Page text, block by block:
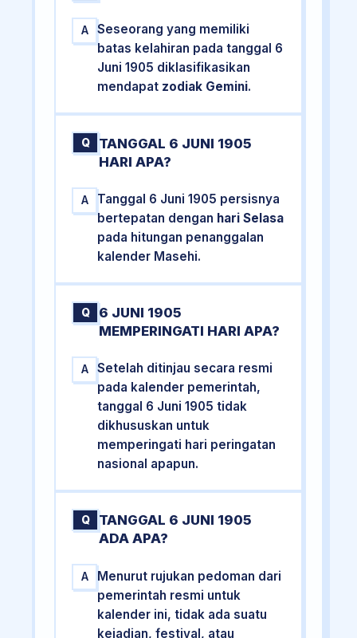
A
Seseorang yang memiliki
batas kelahiran pada tanggal 6
Juni 1905 diklasifikasikan
mendapat zodiak Gemini.
Q
TANGGAL 6 JUNI 1905
HARI APA?
A
Tanggal 6 Juni 1905 persisnya
bertepatan dengan hari Selasa
pada hitungan penanggalan
kalender Masehi.
Q
6 JUNI 1905
MEMPERINGATI HARI APA?
A
Setelah ditinjau secara resmi
pada kalender pemerintah,
tanggal 6 Juni 1905 tidak
dikhususkan untuk
memperingati hari peringatan
nasional apapun.
Q
TANGGAL 6 JUNI 1905
ADA APA?
A
Menurut rujukan pedoman dari
pemerintah resmi untuk
kalender ini, tidak ada suatu
kejadian, festival, atau